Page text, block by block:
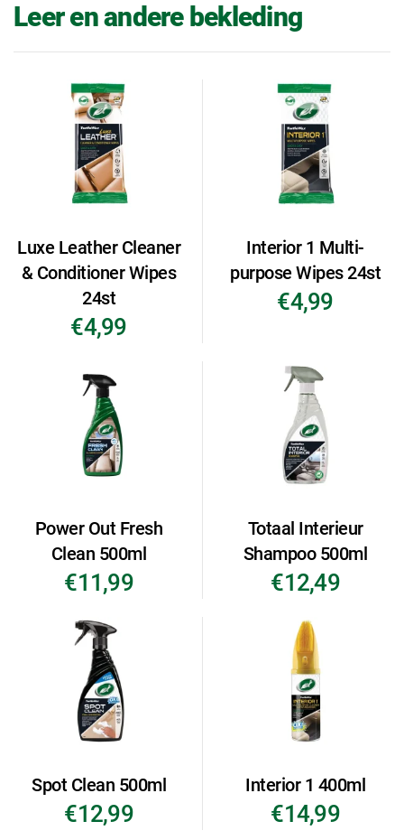
Leer en andere bekleding
Luxe Leather Cleaner
& Conditioner Wipes
24st
€4,99
Interior 1 Multi-
purpose Wipes 24st
€4,99
Power Out Fresh
Clean 500ml
€11,99
Totaal Interieur
Shampoo 500ml
€12,49
Spot Clean 500ml
€12,99
Interior 1 400ml
€14,99